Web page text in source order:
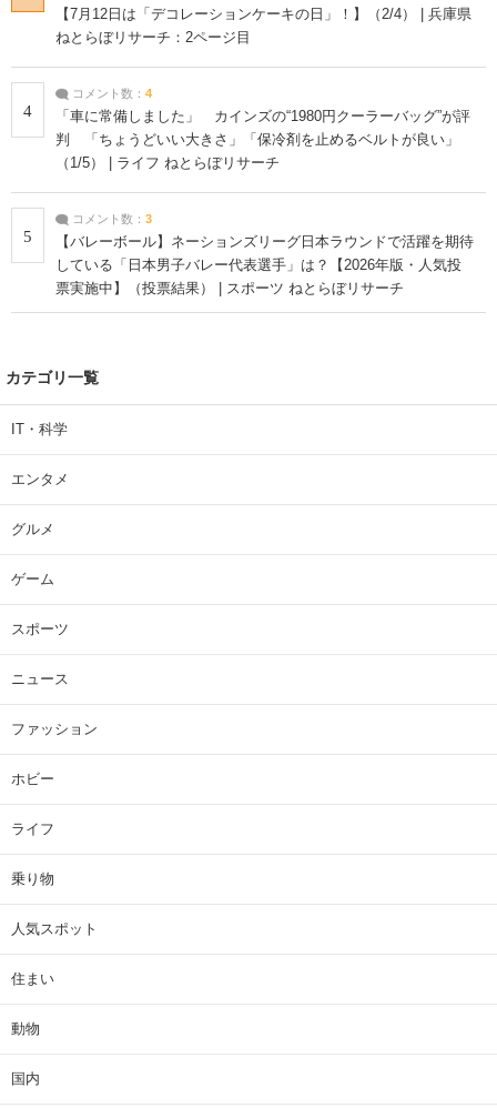
【7月12日は「デコレーションケーキの日」！】（2/4） | 兵庫県
ねとらぼリサーチ：2ページ目
4
コメント数： 4
「車に常備しました」 カインズの“1980円クーラーバッグ”が評
判 「ちょうどいい大きさ」「保冷剤を止めるベルトが良い」
（1/5） | ライフ ねとらぼリサーチ
5
コメント数： 3
【バレーボール】ネーションズリーグ日本ラウンドで活躍を期待
している「日本男子バレー代表選手」は？【2026年版・人気投
票実施中】（投票結果） | スポーツ ねとらぼリサーチ
カテゴリ一覧
IT・科学
エンタメ
グルメ
ゲーム
スポーツ
ニュース
ファッション
ホビー
ライフ
乗り物
人気スポット
住まい
動物
国内